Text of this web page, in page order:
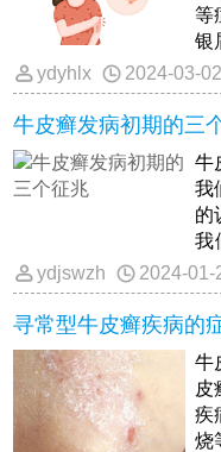
等
银
ydyhlx 2024-03-02
牛皮癣发病初期的三
牛
我
的
我
疗
ydjswzh 2024-01-
寻常型牛皮癣疾病的
牛
皮
疾
烧